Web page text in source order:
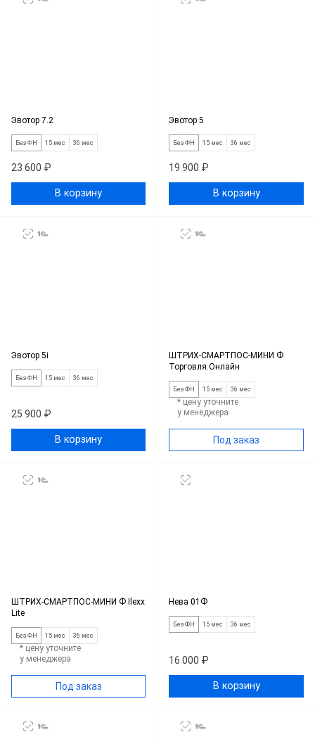
Эвотор 7.2
Без ФН 15 мес 36 мес
23 600 ₽
В корзину
Эвотор 5
Без ФН 15 мес 36 мес
19 900 ₽
В корзину
Эвотор 5i
Без ФН 15 мес 36 мес
25 900 ₽
В корзину
ШТРИХ-СМАРТПОС-МИНИ Ф
Торговля.Онлайн
Без ФН 15 мес 36 мес
* цену уточните
у менеджера
Под заказ
ШТРИХ-СМАРТПОС-МИНИ Ф Ilexx
Lite
Без ФН 15 мес 36 мес
* цену уточните
у менеджера
Под заказ
Нева 01Ф
Без ФН 15 мес 36 мес
16 000 ₽
В корзину